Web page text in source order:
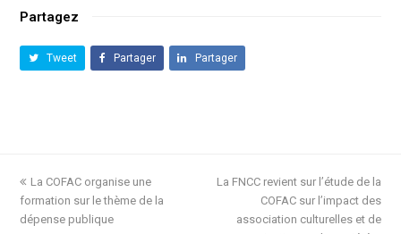
Partagez
Tweet Partager Partager
previous
post:
La COFAC organise une
formation sur le thème de la
dépense publique
next
La FNCC revient sur l’étude de la
COFAC sur l’impact des
association culturelles et de